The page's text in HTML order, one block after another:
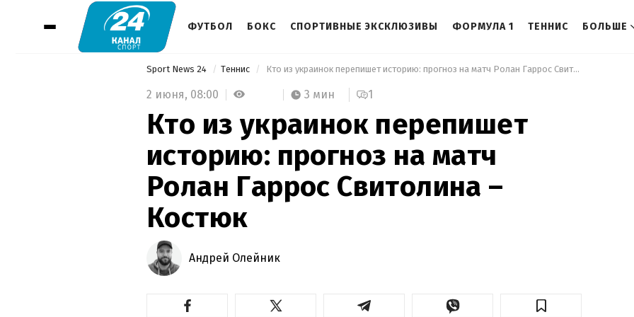
ФУТБОЛ БОКС СПОРТИВНЫЕ ЭКСКЛЮЗИВЫ ФОРМУЛА 1 ТЕННИС БОЛЬШЕ
Sport News 24 Теннис Кто из украинок перепишет историю: прогноз на матч Ролан Гаррос Свитолина – Костюк
2 июня, 08:00 3 мин 1
Кто из украинок перепишет
историю: прогноз на матч
Ролан Гаррос Свитолина –
Костюк
Андрей Олейник